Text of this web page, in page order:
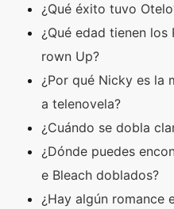
¿Qué éxito tuvo
¿Qué edad tienen
rown Up?
¿Por qué Nicky es la
a telenovela?
¿Cuándo se dobla
¿Dónde puedes
e Bleach doblados?
¿Hay algún romance